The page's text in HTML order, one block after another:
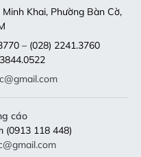
Khai, Phường Bàn Cờ,
– (028) 2241.3760
cáo
(0913 118 448)